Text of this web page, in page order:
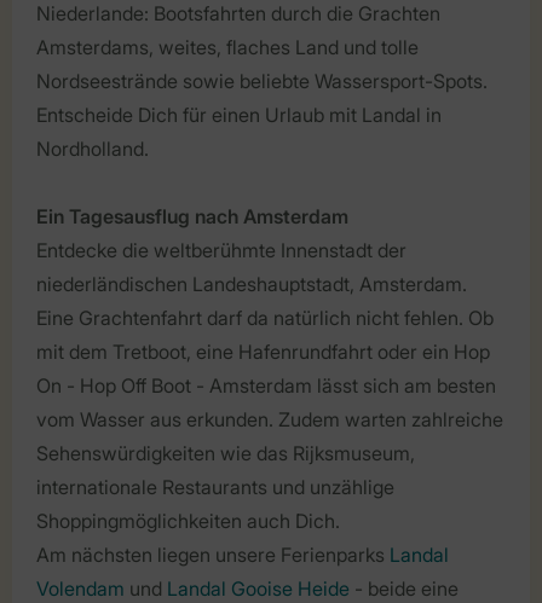
Niederlande: Bootsfahrten durch die Grachten
Amsterdams, weites, flaches Land und tolle
Nordseestrände sowie beliebte Wassersport-Spots.
Entscheide Dich für einen Urlaub mit Landal in
Nordholland.
Ein Tagesausflug nach Amsterdam
Entdecke die weltberühmte Innenstadt der
niederländischen Landeshauptstadt, Amsterdam.
Eine Grachtenfahrt darf da natürlich nicht fehlen. Ob
mit dem Tretboot, eine Hafenrundfahrt oder ein Hop
On - Hop Off Boot - Amsterdam lässt sich am besten
vom Wasser aus erkunden. Zudem warten zahlreiche
Sehenswürdigkeiten wie das Rijksmuseum,
internationale Restaurants und unzählige
Shoppingmöglichkeiten auch Dich.
Am nächsten liegen unsere Ferienparks Landal
Volendam und Landal Gooise Heide - beide eine